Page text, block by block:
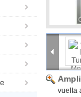
vuelta